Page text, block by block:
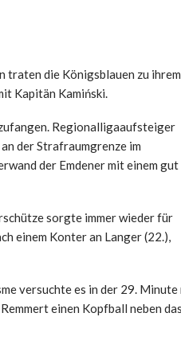
traten die Königsblauen zu ihrem
Kapitän Kamiński.
Regionalligaaufsteiger
der Strafraumgrenze im
der Emdener mit einem gut
sorgte immer wieder für
einem Konter an Langer (22.),
versuchte es in der 29. Minute
einen Kopfball neben das